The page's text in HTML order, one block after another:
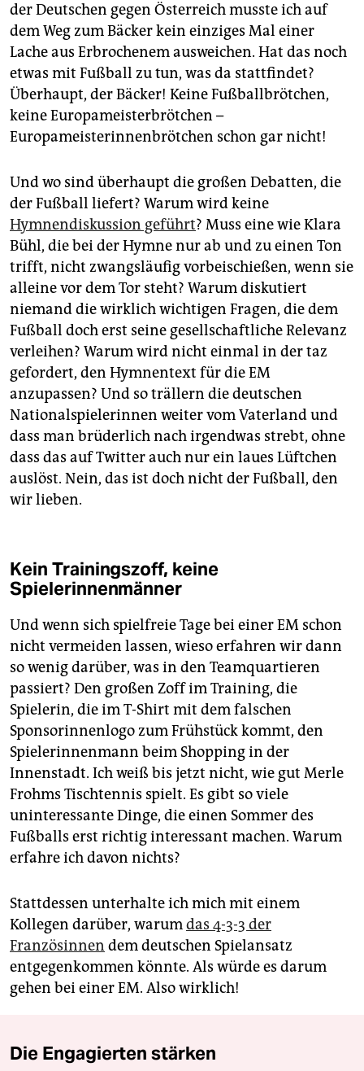
der Deutschen gegen Österreich musste ich auf
dem Weg zum Bäcker kein einziges Mal einer
Lache aus Erbrochenem ausweichen. Hat das noch
etwas mit Fußball zu tun, was da stattfindet?
Überhaupt, der Bäcker! Keine Fußballbrötchen,
keine Europameisterbrötchen –
Europameisterinnenbrötchen schon gar nicht!
Und wo sind überhaupt die großen Debatten, die
der Fußball liefert? Warum wird keine
Hymnendiskussion geführt? Muss eine wie Klara
Bühl, die bei der Hymne nur ab und zu einen Ton
trifft, nicht zwangsläufig vorbeischießen, wenn sie
alleine vor dem Tor steht? Warum diskutiert
niemand die wirklich wichtigen Fragen, die dem
Fußball doch erst seine gesellschaftliche Relevanz
verleihen? Warum wird nicht einmal in der taz
gefordert, den Hymnentext für die EM
anzupassen? Und so trällern die deutschen
Nationalspielerinnen weiter vom Vaterland und
dass man brüderlich nach irgendwas strebt, ohne
dass das auf Twitter auch nur ein laues Lüftchen
auslöst. Nein, das ist doch nicht der Fußball, den
wir lieben.
Kein Trainingszoff, keine
Spielerinnenmänner
Und wenn sich spielfreie Tage bei einer EM schon
nicht vermeiden lassen, wieso erfahren wir dann
so wenig darüber, was in den Teamquartieren
passiert? Den großen Zoff im Training, die
Spielerin, die im T-Shirt mit dem falschen
Sponsorinnenlogo zum Frühstück kommt, den
Spielerinnenmann beim Shopping in der
Innenstadt. Ich weiß bis jetzt nicht, wie gut Merle
Frohms Tischtennis spielt. Es gibt so viele
uninteressante Dinge, die einen Sommer des
Fußballs erst richtig interessant machen. Warum
erfahre ich davon nichts?
Stattdessen unterhalte ich mich mit einem
Kollegen darüber, warumdas 4-3-3 der
Französinnen dem deutschen Spielansatz
entgegenkommen könnte. Als würde es darum
gehen bei einer EM. Also wirklich!
Die Engagierten stärken